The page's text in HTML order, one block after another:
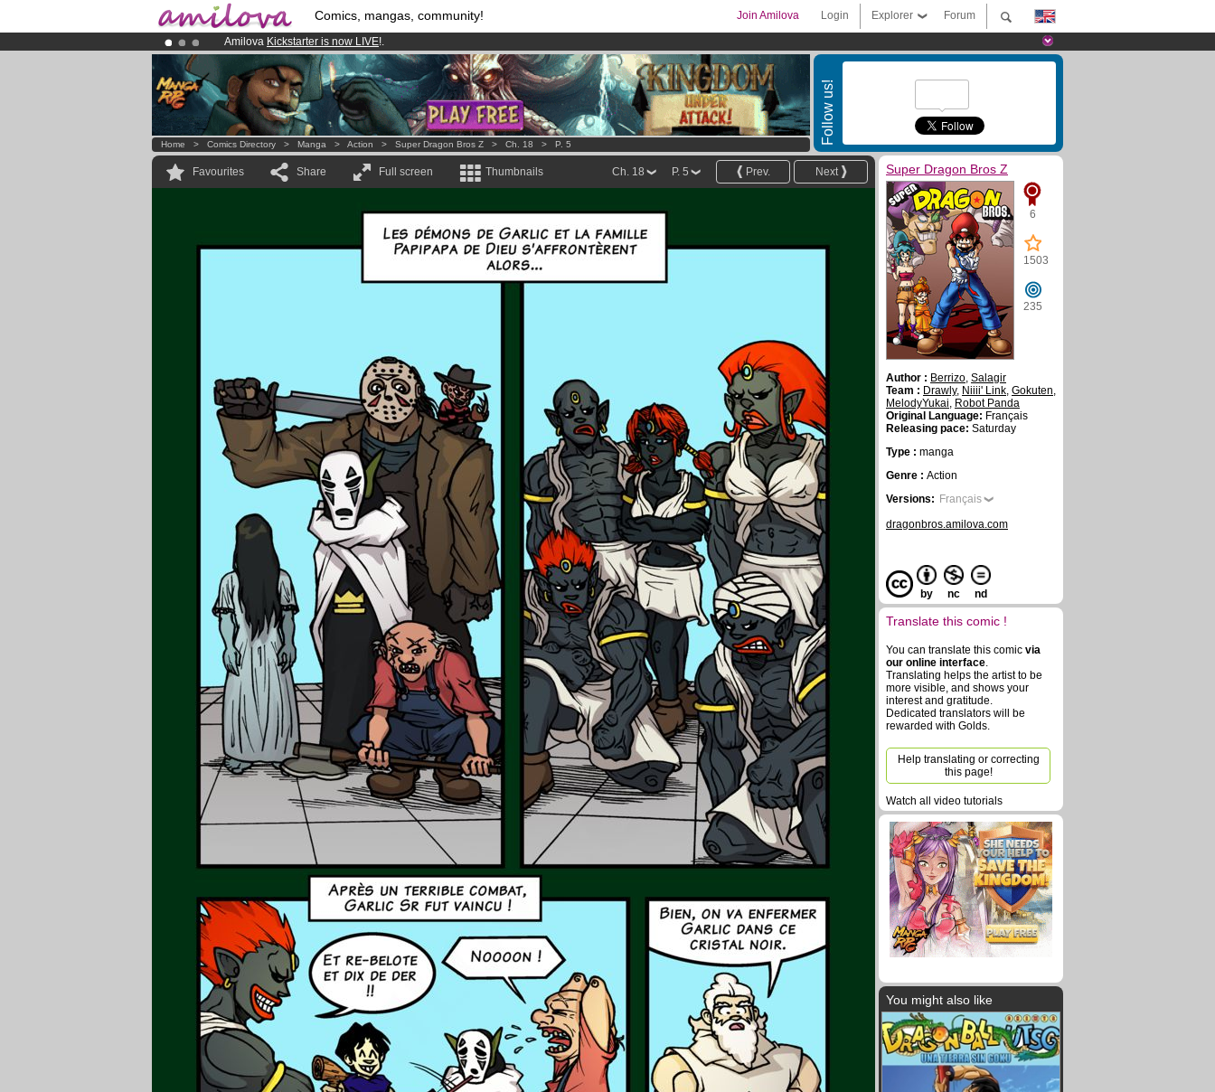
Comics, mangas, community! Forum
Explorer
Login
Join Amilova
Amilova Kickstarter is now LIVE!.
Premium membership from3.95 eurosper month !Get membership now
Already 100000membersand 1000 comics & mangas!.
Follow us!
Home > Comics Directory > Manga > Action > Super Dragon Bros Z > Ch. 18 > P. 5
Favourites Share Full screen Thumbnails Next
Prev.
P. 5
Ch. 18 Super Dragon Bros Z
6
1503
235
Author : Berrizo, Salagir
Team : Drawly, Niiii' Link, Gokuten,
MelodyYukai, Robot Panda
Original Language: Français
Releasing pace: Saturday
Type : manga
Genre : Action
Versions: Français
dragonbros.amilova.com
by nc nd
Translate this comic !
You can translate this comic via
our online interface.
Translating helps the artist to be
more visible, and shows your
interest and gratitude.
Dedicated translators will be
rewarded with Golds.
Help translating or correcting
this page!
Watch all video tutorials
You might also like